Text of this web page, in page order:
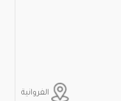
الفروانية